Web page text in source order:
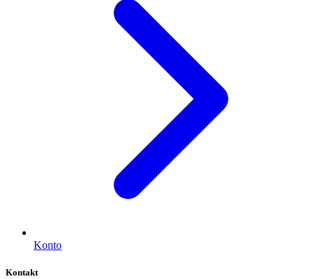
Konto
Kontakt